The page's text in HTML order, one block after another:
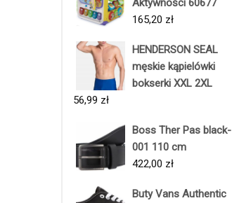
165,20 zł
HENDERSON SEAL
męskie kąpielówki
bokserki XXL 2XL
56,99 zł
Boss Ther Pas black-
001 110 cm
422,00 zł
Buty Vans Authentic